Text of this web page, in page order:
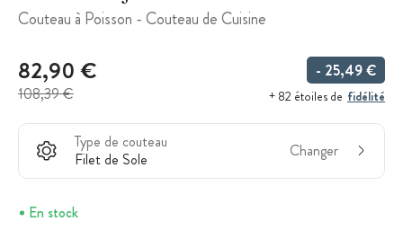
Couteau à Poisson - Couteau de Cuisine
82,90 €
108,39 €
- 25,49 €
+ 82 étoiles de fidélité
Type de couteau
Filet de Sole
Changer
En stock